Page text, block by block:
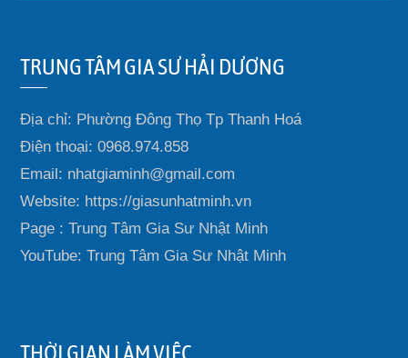
TRUNG TÂM GIA SƯ HẢI DƯƠNG
Địa chỉ: Phường Đông Thọ Tp Thanh Hoá
Điện thoại: 0968.974.858
Email: nhatgiaminh@gmail.com
Website: https://giasunhatminh.vn
Page : Trung Tâm Gia Sư Nhật Minh
YouTube: Trung Tâm Gia Sư Nhật Minh
THỜI GIAN LÀM VIỆC